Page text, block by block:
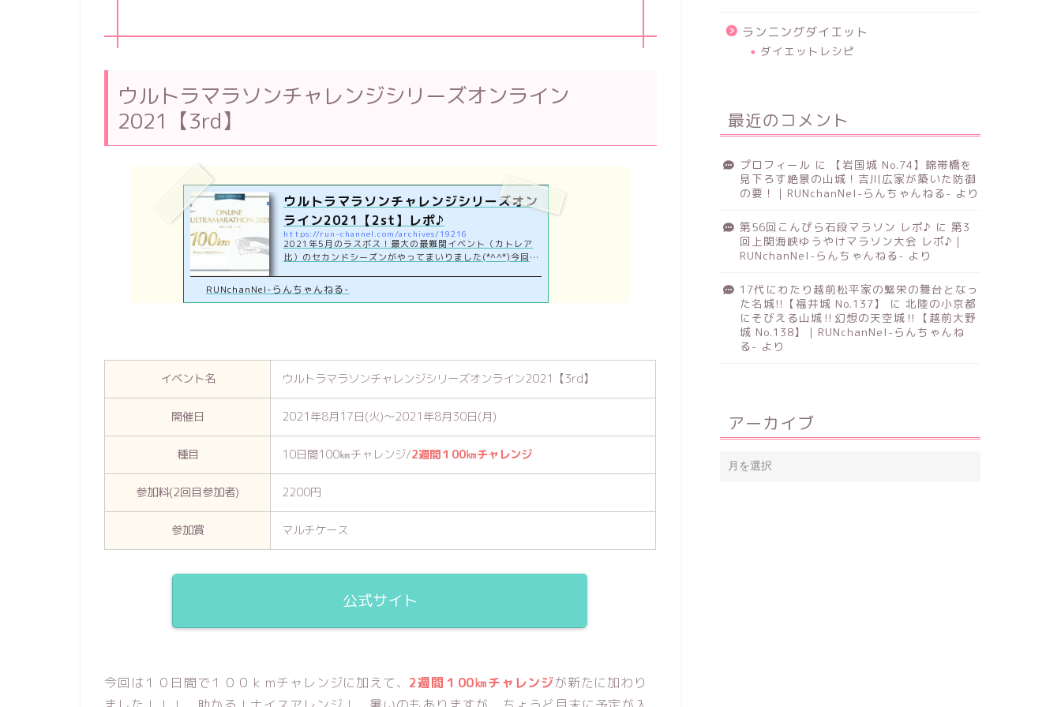
ウルトラマラソンチャレンジシリーズオンライン
2021【3rd】
ウルトラマラソンチャレンジシリーズオン
ライン2021【2st】レポ♪
https://run-channel.com/archives/19216
2021年5月のラスボス！最大の最難関イベント（カトレア
比）のセカンドシーズンがやってまいりました(*^^*)今回は
で100kmに挑戦するウルトラマラソンチャレンジシリーズ
オンライン2021【2st】のレポです！
RUNchanNel-らんちゃんねる-
イベント名 ウルトラマラソンチャレンジシリーズオンライン2021【3rd】
開催日 2021年8月17日(火)～2021年8月30日(月)
種目 10日間100㎞チャレンジ/2週間１00㎞チャレンジ
参加料(2回目参加者) 2200円
参加賞 マルチケース
公式サイト
今回は１０日間で１００ｋｍチャレンジに加えて、 2週間１00㎞チャレンジが新たに加わり
ランニングダイエット
ダイエットレシピ
最近のコメント
プロフィール に
【岩国城 No.74】錦帯橋を
見下ろす絶景の山城！吉川広家が築いた防御
の要！｜RUNchanNel-らんちゃんねる- より
第56回こんぴら石段マラソン レポ♪ に 第3
回上関海峡ゆうやけマラソン大会 レポ♪｜
RUNchanNel-らんちゃんねる- より
17代にわたり越前松平家の繁栄の舞台となっ
た名城!!【福井城 No.137】
に 北陸の小京都
にそびえる山城‼幻想の天空城‼【越前大野
城 No.138】｜RUNchanNel-らんちゃんね
る- より
アーカイブ